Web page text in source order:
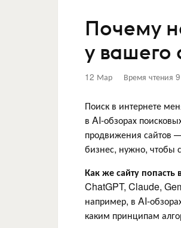
Почему
у вашего
12 Мар Время чтения
Поиск в интернете
в AI-обзорах
продвижения сайтов
бизнес, нужно, чтобы
Как же сайту
ChatGPT, Claude,
например, в AI-
каким принципам